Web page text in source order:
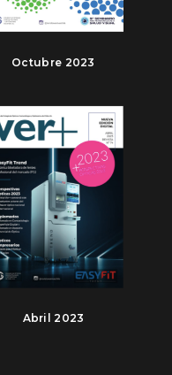
Octubre 2023
Abril 2023